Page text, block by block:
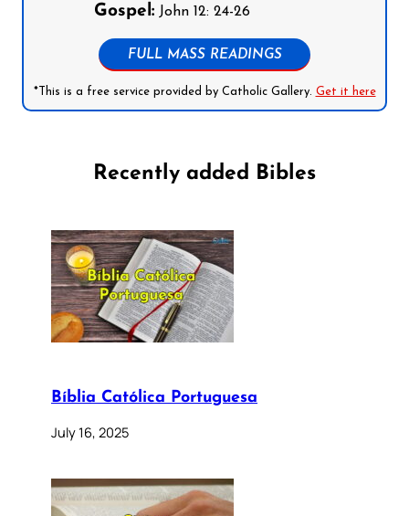
Gospel: John 12: 24-26
FULL MASS READINGS
*This is a free service provided by Catholic Gallery. Get it here
Recently added Bibles
Bíblia Católica Portuguesa
July 16, 2025